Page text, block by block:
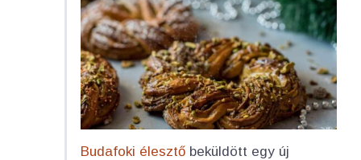
Budafoki élesztő beküldött egy új